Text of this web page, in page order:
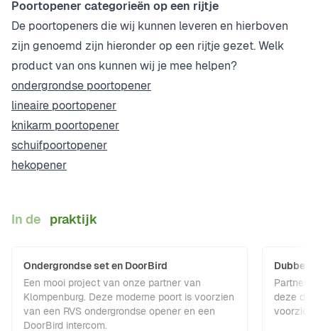
Poortopener categorieën op een rijtje
De poortopeners die wij kunnen leveren en hierboven
zijn genoemd zijn hieronder op een rijtje gezet. Welk
product van ons kunnen wij je mee helpen?
ondergrondse poortopener
lineaire poortopener
knikarm poortopener
schuifpoortopener
hekopener
In de praktijk
Ondergrondse set en DoorBird
Een mooi project van onze partner van
Klompenburg. Deze moderne poort is voorzien
van een RVS ondergrondse opener en een
DoorBird intercom.
Dubbele
Partner
deze
voorzien